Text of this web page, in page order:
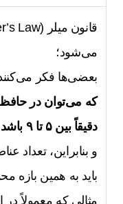
می‌شود؛
بعضی‌ها فکر
که می‌توان در
دقیقاً بین ۵ تا ۹ باشد (۷±۲)
و بنابراین، تعداد
باید به همین بازه
مثالی که معمولاً